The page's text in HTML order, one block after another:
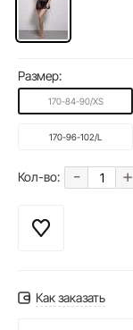
Размер:
170-84-90/XS
170-96-102/L
Кол-во: - +
Как заказать